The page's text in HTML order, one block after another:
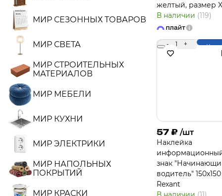
МИР СЕЗОННЫХ ТОВАРОВ
МИР СВЕТА
МИР СТРОИТЕЛЬНЫХ
МАТЕРИАЛОВ
МИР МЕБЕЛИ
МИР КУХНИ
МИР ЭЛЕКТРИКИ
МИР НАПОЛЬНЫХ
ПОКРЫТИЙ
МИР КРАСКИ
желтый, размер
В наличии (119)
- 1 +
57 ₽ /шт
Наклейка
знак
водитель" 150х150
Rexant